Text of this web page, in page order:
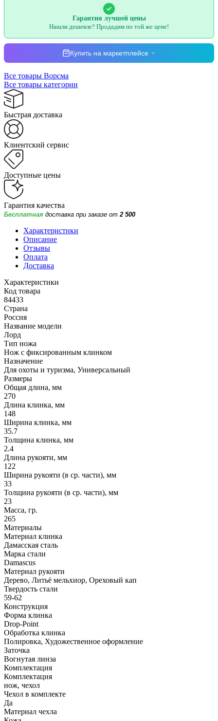
Гарантия лучшей цены
Нашли дешевле? Продадим по той же цене!
Купить на маркетплейсе
Все товары Ворсма
Все товары категории
Быстрая доставка
Клиентский сервис
Доступные цены
Гарантия качества
Бесплатная доставка при заказе от 2 500
Характеристики
Описание
Отзывы
Оплата
Доставка
Характеристики
Код товара
84433
Страна
Россия
Название модели
Лорд
Тип ножа
Нож с фиксированным клинком
Назначение
Для охоты и туризма, Универсальный
Размеры
Общая длина, мм
270
Длина клинка, мм
148
Ширина клинка, мм
35.7
Толщина клинка, мм
2.4
Длина рукояти, мм
122
Ширина рукояти (в ср. части), мм
33
Толщина рукояти (в ср. части), мм
23
Масса, гр.
265
Материалы
Материал клинка
Дамасская сталь
Марка стали
Damascus
Материал рукояти
Дерево, Литьё мельхиор, Ореховый кап
Твердость стали
59-62
Конструкция
Форма клинка
Drop-Point
Обработка клинка
Полировка, Художественное оформление
Заточка
Вогнутая линза
Комплектация
Комплектация
нож, чехол
Чехол в комплекте
Да
Материал чехла